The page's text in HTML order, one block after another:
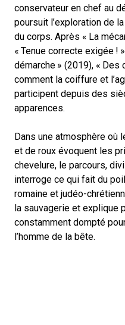
conservateur en chef au
poursuit l’exploration de
du corps. Après « La
« Tenue correcte exigée !
démarche » (2019), « Des
comment la coiffure et
participent depuis des
apparences.
Dans une atmosphère où
et de roux évoquent les
chevelure, le parcours,
interroge ce qui fait du
romaine et judéo-
la sauvagerie et explique
constamment dompté
l’homme de la bête.